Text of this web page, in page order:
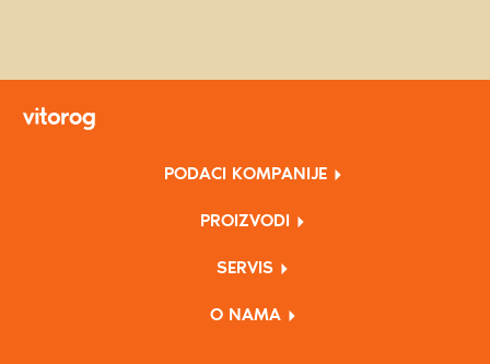
PODACI KOMPANIJE
PROIZVODI
SERVIS
O NAMA